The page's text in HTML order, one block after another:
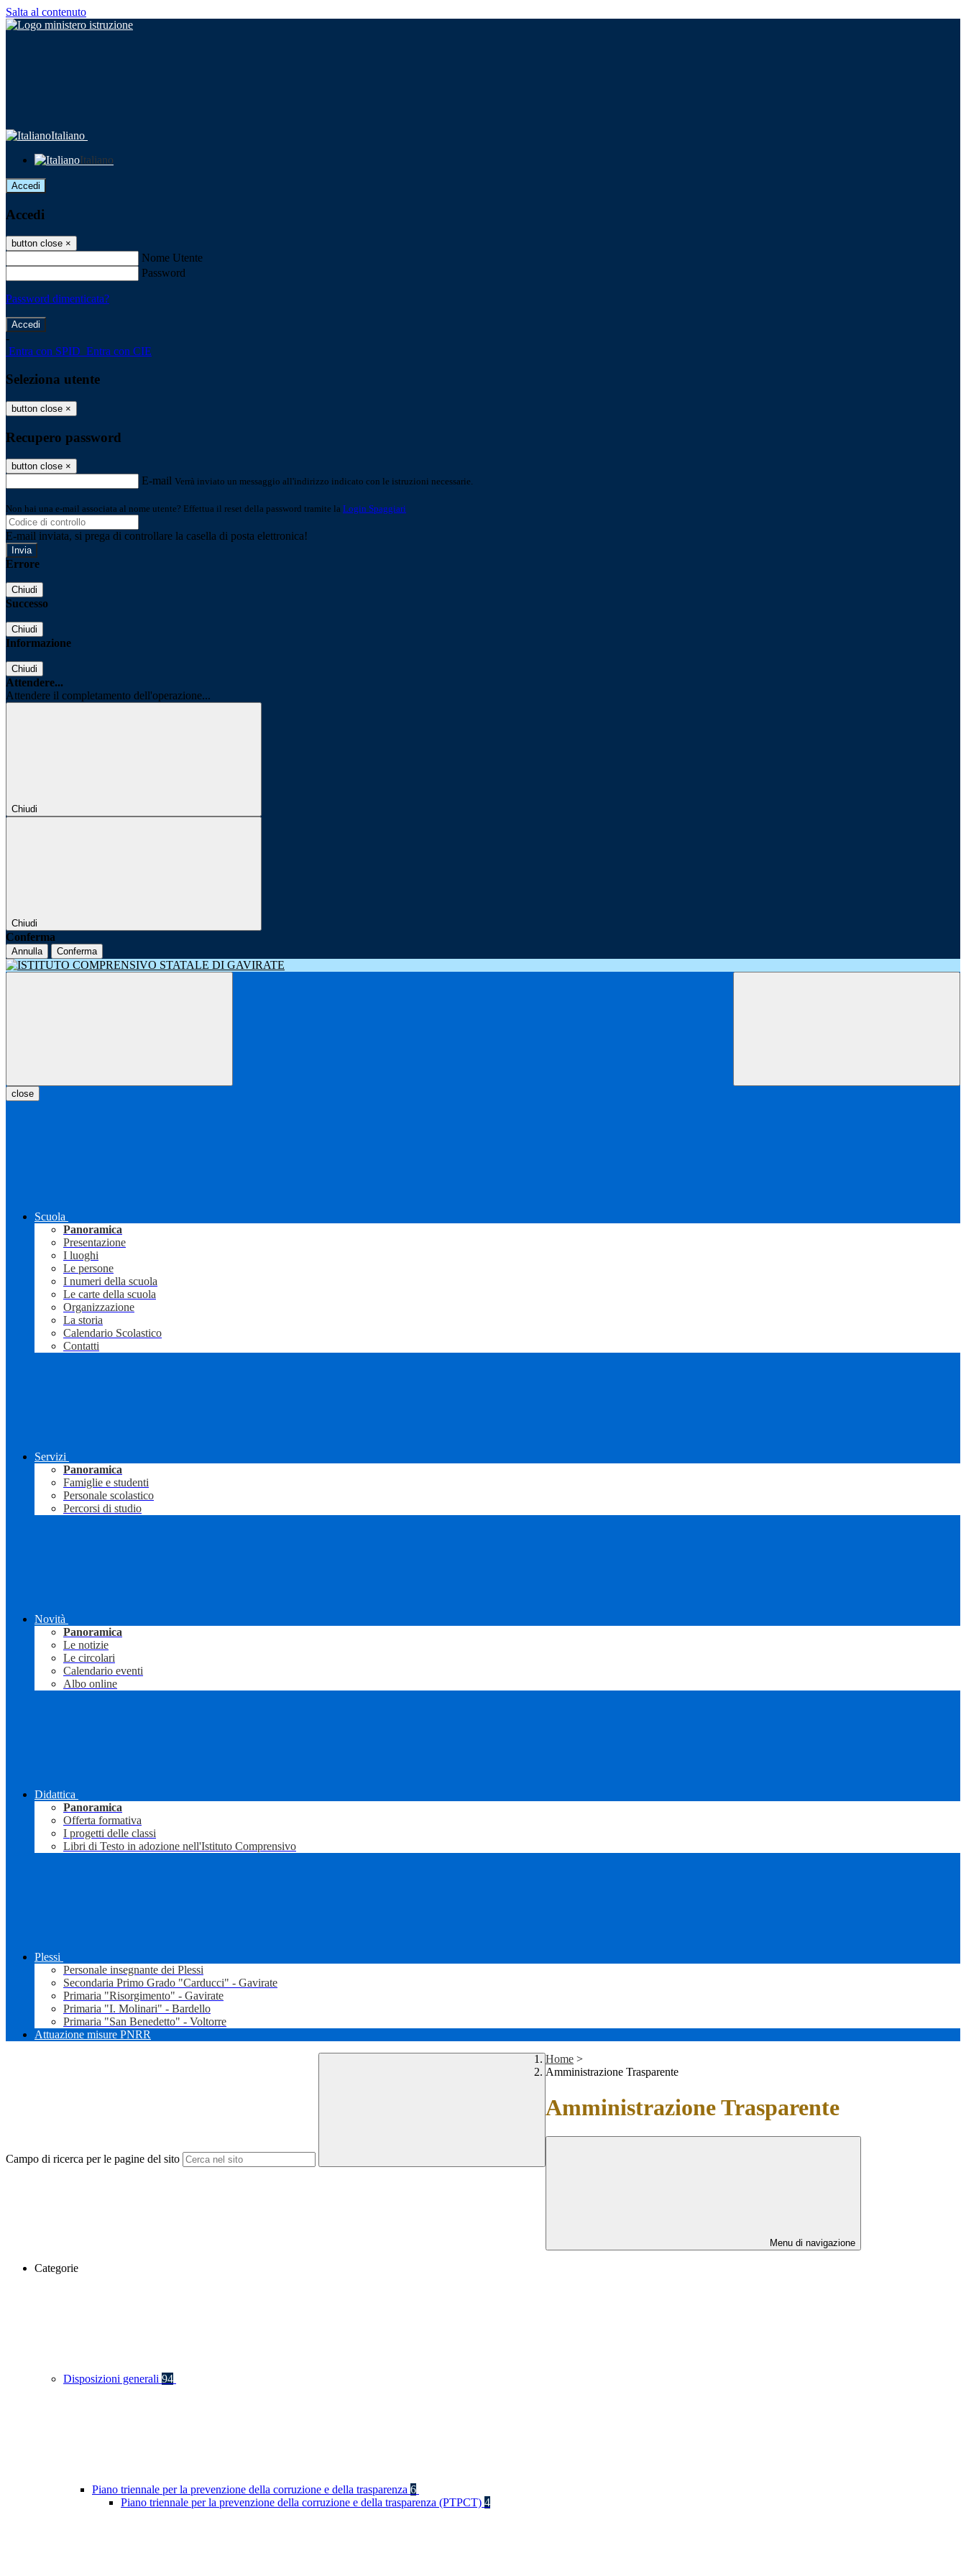
Salta al contenuto
Italiano
Italiano
Accedi
Accedi
button close ×
Nome Utente
Password
Password dimenticata?
-
Entra con SPID Entra con CIE
Seleziona utente
button close ×
Recupero password
button close ×
E-mail Verrà inviato un messaggio all'indirizzo indicato con le istruzioni necessarie.
Non hai una e-mail associata al nome utente? Effettua il reset della password tramite la Login Spaggiari
E-mail inviata, si prega di controllare la casella di posta elettronica!
Errore
Chiudi
Successo
Chiudi
Informazione
Chiudi
Attendere...
Attendere il completamento dell'operazione...
Chiudi
Chiudi
Conferma
Annulla Conferma
close
Scuola
Panoramica
Presentazione
I luoghi
Le persone
I numeri della scuola
Le carte della scuola
Organizzazione
La storia
Calendario Scolastico
Contatti
Servizi
Panoramica
Famiglie e studenti
Personale scolastico
Percorsi di studio
Novità
Panoramica
Le notizie
Le circolari
Calendario eventi
Albo online
Didattica
Panoramica
Offerta formativa
I progetti delle classi
Libri di Testo in adozione nell'Istituto Comprensivo
Plessi
Personale insegnante dei Plessi
Secondaria Primo Grado "Carducci" - Gavirate
Primaria "Risorgimento" - Gavirate
Primaria "I. Molinari" - Bardello
Primaria "San Benedetto" - Voltorre
Attuazione misure PNRR
Campo di ricerca per le pagine del sito
Home >
Amministrazione Trasparente
Amministrazione Trasparente
Menu di navigazione
Categorie
Disposizioni generali 94
Piano triennale per la prevenzione della corruzione e della trasparenza 6
Piano triennale per la prevenzione della corruzione e della trasparenza (PTPCT) 4